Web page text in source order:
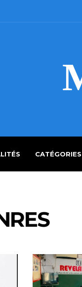
CATÉGORIES